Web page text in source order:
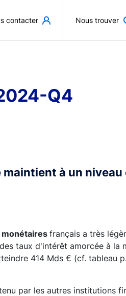
contacter Nous trouver
Q4
maintient à un
monétaires français a très
taux d'intérêt amorcée à la
414 Mds € (cf. tableau
par les autres institutions